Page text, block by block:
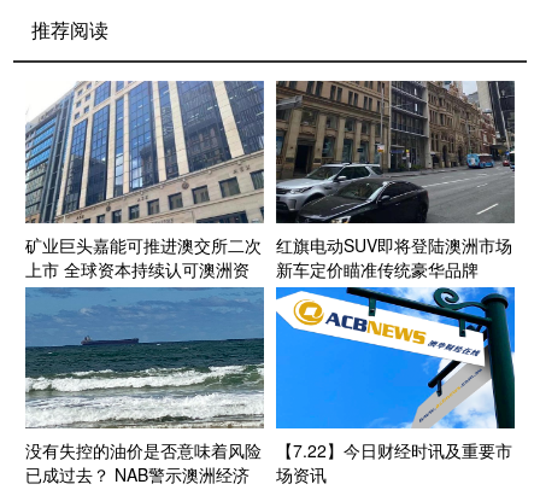
推荐阅读
矿业巨头嘉能可推进澳交所二次
上市 全球资本持续认可澳洲资
源投资生态
红旗电动SUV即将登陆澳洲市场
新车定价瞄准传统豪华品牌
没有失控的油价是否意味着风险
已成过去？ NAB警示澳洲经济
【7.22】今日财经时讯及重要市
场资讯